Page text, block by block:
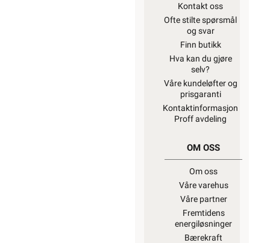
Kontakt oss
Ofte stilte spørsmål
og svar
Finn butikk
Hva kan du gjøre
selv?
Våre kundeløfter og
prisgaranti
Kontaktinformasjon
Proff avdeling
OM OSS
Om oss
Våre varehus
Våre partner
Fremtidens
energiløsninger
Bærekraft